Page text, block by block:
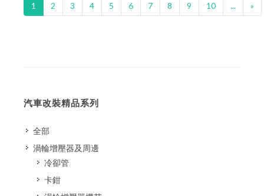
1 2 3 4 5 6 7 8 9 10 ... »
汽車改裝精品系列
全部
渦輪增壓器及周邊
冷卻管
卡鉗